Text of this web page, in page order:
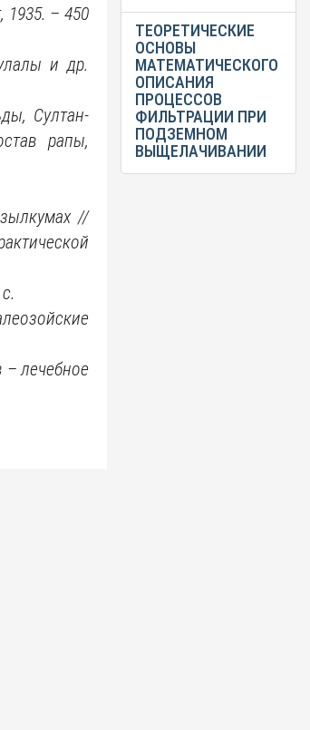
1935. – 450
и др.
Султан-
рапы,
//
лечебное
ТЕОРЕТИЧЕСКИЕ
ОСНОВЫ
МАТЕМАТИЧЕСКОГО
ОПИСАНИЯ
ПРОЦЕССОВ
ФИЛЬТРАЦИИ ПРИ
ПОДЗЕМНОМ
ВЫЩЕЛАЧИВАНИИ